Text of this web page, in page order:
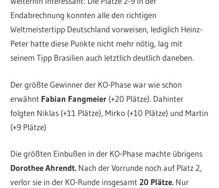
Endabrechnung konnten alle den richtigen
Weltmeistertipp Deutschland vorweisen, lediglich Heinz-
Peter hatte diese Punkte nicht mehr nötig, lag mit
seinem Tipp Brasilien auch letztlich deutlich daneben.
Der größte Gewinner der KO-Phase war wie schon
erwähnt Fabian Fangmeier (+20 Plätze). Dahinter
folgten Niklas (+11 Plätze), Mirko (+10 Plätze) und Martin
(+9 Plätze)
Die größten Einbußen in der KO-Phase machte übrigens
Dorothee Ahrendt. Nach der Vorrunde noch auf Platz 2,
verlor sie in der KO-Runde insgesamt20 Plätze. Nur